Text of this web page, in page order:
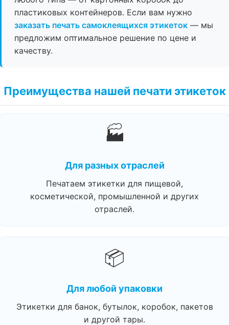
пластиковых контейнеров. Если вам нужно
заказать печать самоклеящихся этикеток — мы
предложим оптимальное решение по цене и
качеству.
Преимущества нашей печати этикеток
🏭
Для разных отраслей
Печатаем этикетки для пищевой,
косметической, промышленной и других
отраслей.
📦
Для любой упаковки
Этикетки для банок, бутылок, коробок, пакетов
и другой тары.